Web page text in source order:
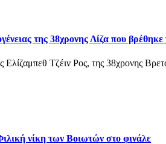
της 38χρονης Λίζα που
Τζέιν Ρος, της 38χρονης
νίκη των Βοιωτών στο φινάλε